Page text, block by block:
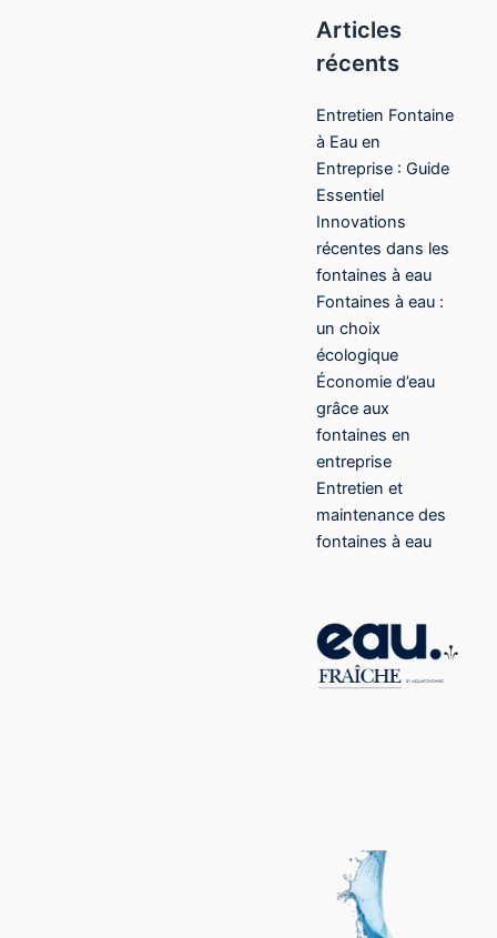
Articles
récents
Entretien Fontaine
à Eau en
Entreprise : Guide
Essentiel
Innovations
récentes dans les
fontaines à eau
Fontaines à eau :
un choix
écologique
Économie d’eau
grâce aux
fontaines en
entreprise
Entretien et
maintenance des
fontaines à eau